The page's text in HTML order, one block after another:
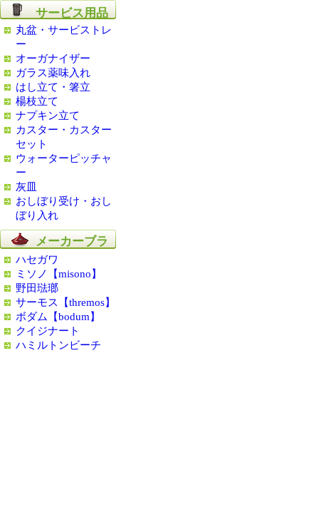
サービス用品
丸盆・サービストレ
ー
オーガナイザー
ガラス薬味入れ
はし立て・箸立
楊枝立て
ナプキン立て
カスター・カスター
セット
ウォーターピッチャ
ー
灰皿
おしぼり受け・おし
ぼり入れ
メーカーブラ
ンド
ハセガワ
ミソノ【misono】
野田琺瑯
サーモス【thremos】
ボダム【bodum】
クイジナート
ハミルトンビーチ